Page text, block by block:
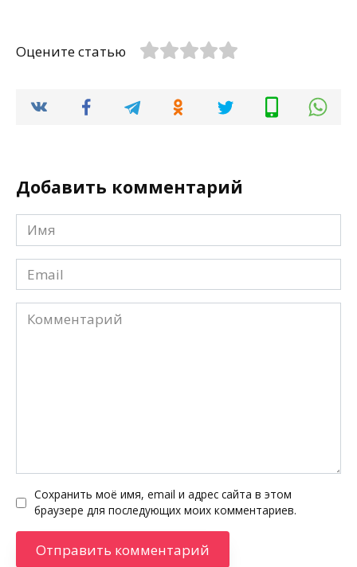
Оцените статью
Добавить комментарий
Имя
*
Email
*
Комментарий
Сохранить моё имя, email и адрес сайта в этом
браузере для последующих моих комментариев.